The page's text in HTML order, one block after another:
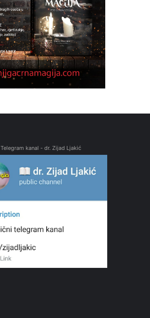
Telegram kanal - dr. Zijad Ljakić